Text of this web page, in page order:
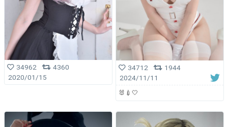
34962
4360
2020/01/15
34712
1944
2024/11/11
🐰💉🤍